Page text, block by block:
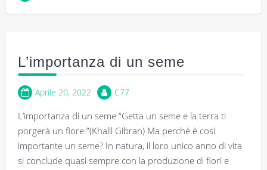
L’importanza di un seme
Aprile 20, 2022 C77
L’importanza di un seme “Getta un seme e la terra ti
porgerà un fiore.”(Khalil Gibran) Ma perché è così
importante un seme? In natura, il loro unico anno di vita
si conclude quasi sempre con la produzione di fiori e